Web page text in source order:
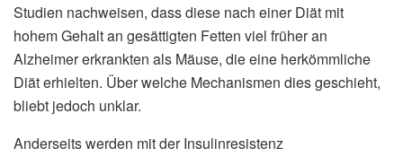
Studien nachweisen, dass diese nach einer Diät mit
hohem Gehalt an gesättigten Fetten viel früher an
Alzheimer erkrankten als Mäuse, die eine herkömmliche
Diät erhielten. Über welche Mechanismen dies geschieht,
bliebt jedoch unklar.
Anderseits werden mit der Insulinresistenz